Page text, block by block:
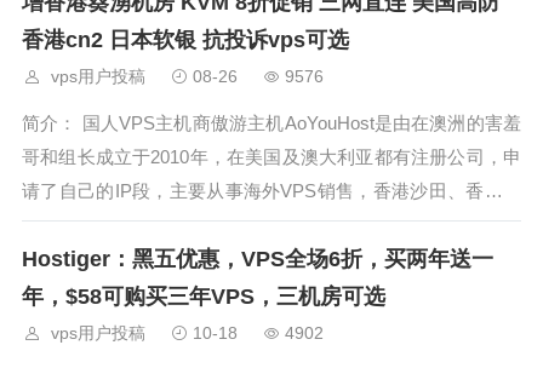
香港cn2 日本软银 抗投诉vps可选
vps用户投稿 08-26 9576
简介： 国人VPS主机商傲游主机AoYouHost是由在澳洲的害羞
哥和组长成立于2010年，在美国及澳大利亚都有注册公司，申
请了自己的IP段，主要从事海外VPS销售，香港沙田、香港联
邦、韩国Kr、日本大阪、日本东京、新加坡、洛杉矶C3、洛杉
矶MC、欧洲电信等数
Hostiger：黑五优惠，VPS全场6折，买两年送一
年，$58可购买三年VPS，三机房可选
vps用户投稿 10-18 4902